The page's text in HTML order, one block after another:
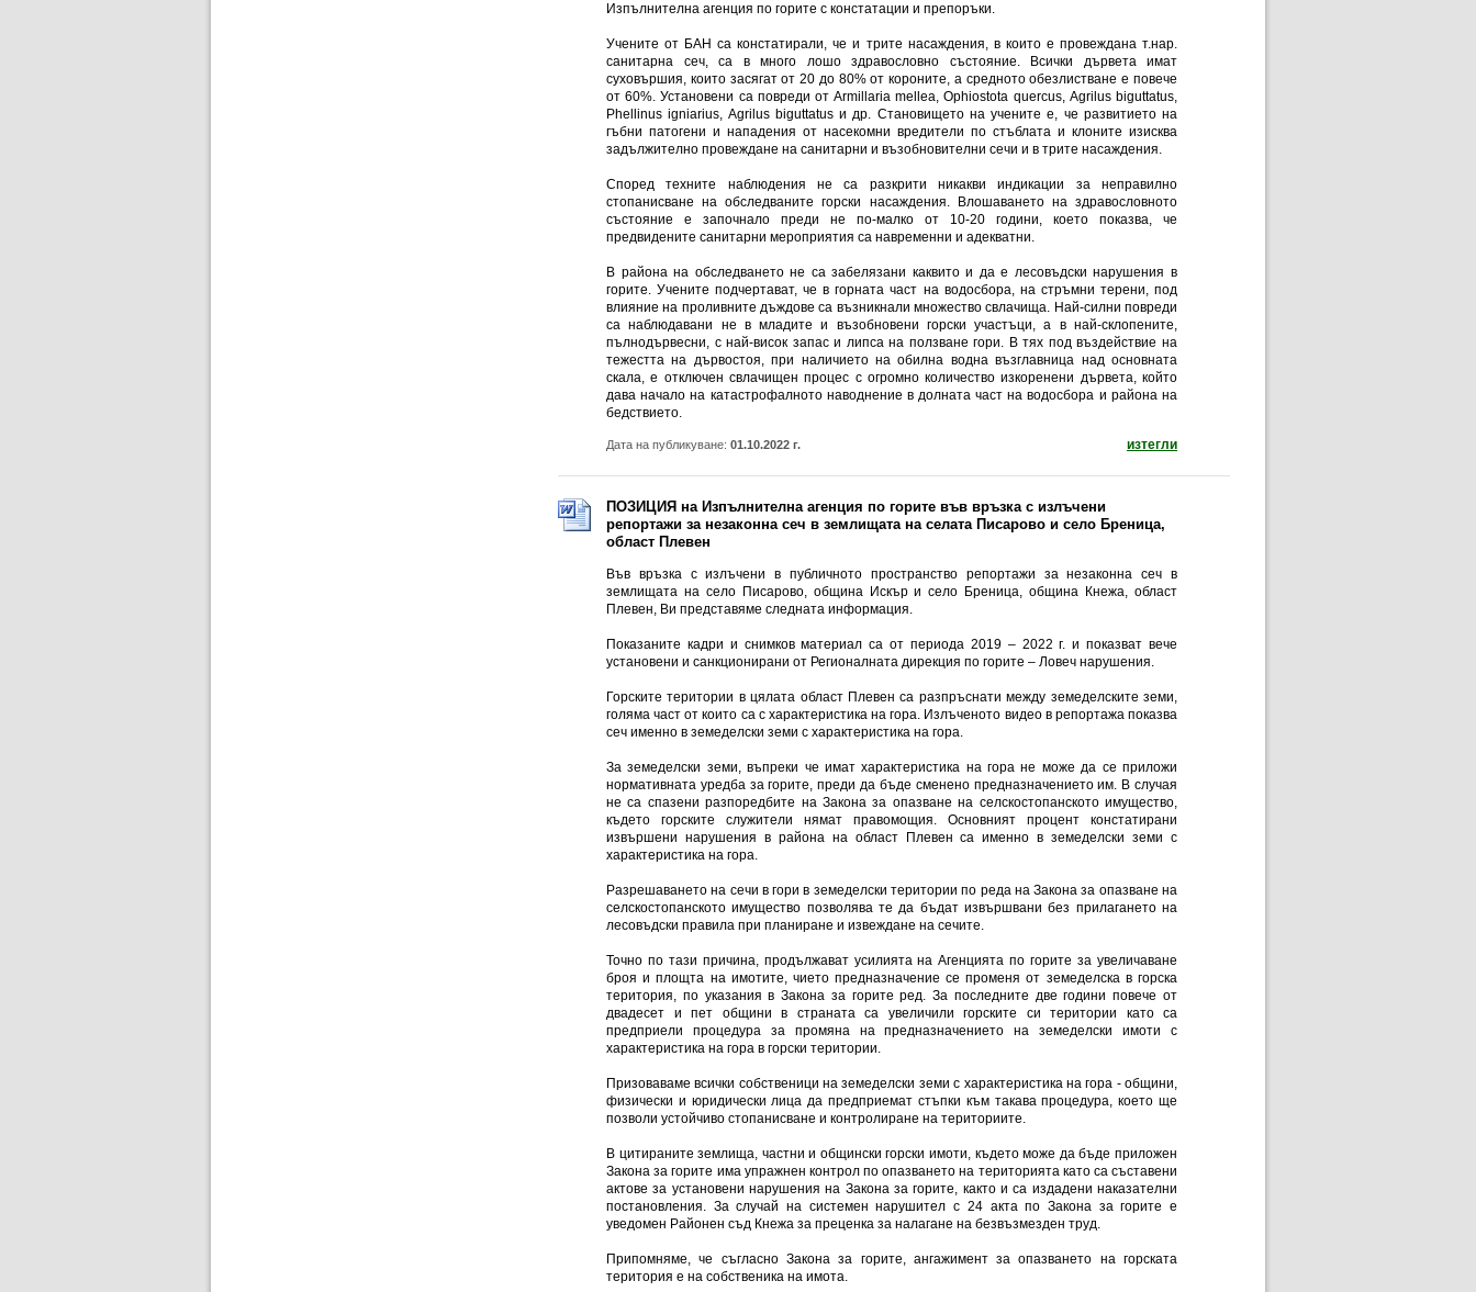
Изпълнителна агенция по горите с констатации и препоръки.
Учените от БАН са констатирали, че и трите насаждения, в които е провеждана т.нар.
санитарна сеч, са в много лошо здравословно състояние. Всички дървета имат
суховършия, които засягат от 20 до 80% от короните, а средното обезлистване е повече
от 60%. Установени са повреди от Armillaria mellea, Ophiostota quercus, Аgrilus biguttatus,
Phellinus igniarius, Agrilus biguttatus и др. Становището на учените е, че развитието на
гъбни патогени и нападения от насекомни вредители по стъблата и клоните изисква
задължително провеждане на санитарни и възобновителни сечи и в трите насаждения.
Според техните наблюдения не са разкрити никакви индикации за неправилно
стопанисване на обследваните горски насаждения. Влошаването на здравословното
състояние е започнало преди не по-малко от 10-20 години, което показва, че
предвидените санитарни мероприятия са навременни и адекватни.
В района на обследването не са забелязани каквито и да е лесовъдски нарушения в
горите. Учените подчертават, че в горната част на водосбора, на стръмни терени, под
влияние на проливните дъждове са възникнали множество свлачища. Най-силни повреди
са наблюдавани не в младите и възобновени горски участъци, а в най-склопените,
пълнодървесни, с най-висок запас и липса на ползване гори. В тях под въздействие на
тежестта на дървостоя, при наличието на обилна водна възглавница над основната
скала, е отключен свлачищен процес с огромно количество изкоренени дървета, който
дава начало на катастрофалното наводнение в долната част на водосбора и района на
бедствието.
Дата на публикуване: 01.10.2022 г. изтеглидокумент: Обследването на горите в района
ПОЗИЦИЯ на Изпълнителна агенция по горите във връзка с излъчени
репортажи за незаконна сеч в землищата на селата Писарово и село Бреница,
област Плевен
Във връзка с излъчени в публичното пространство репортажи за незаконна сеч в
землищата на село Писарово, община Искър и село Бреница, община Кнежа, област
Плевен, Ви представяме следната информация.
Показаните кадри и снимков материал са от периода 2019 – 2022 г. и показват вече
установени и санкционирани от Регионалната дирекция по горите – Ловеч нарушения.
Горските територии в цялата област Плевен са разпръснати между земеделските земи,
голяма част от които са с характеристика на гора. Излъченото видео в репортажа показва
сеч именно в земеделски земи с характеристика на гора.
За земеделски земи, въпреки че имат характеристика на гора не може да се приложи
нормативната уредба за горите, преди да бъде сменено предназначението им. В случая
не са спазени разпоредбите на Закона за опазване на селскостопанското имущество,
където горските служители нямат правомощия. Основният процент констатирани
извършени нарушения в района на област Плевен са именно в земеделски земи с
характеристика на гора.
Разрешаването на сечи в гори в земеделски територии по реда на Закона за опазване на
селскостопанското имущество позволява те да бъдат извършвани без прилагането на
лесовъдски правила при планиране и извеждане на сечите.
Точно по тази причина, продължават усилията на Агенцията по горите за увеличаване
броя и площта на имотите, чието предназначение се променя от земеделска в горска
територия, по указания в Закона за горите ред. За последните две години повече от
двадесет и пет общини в страната са увеличили горските си територии като са
предприели процедура за промяна на предназначението на земеделски имоти с
характеристика на гора в горски територии.
Призоваваме всички собственици на земеделски земи с характеристика на гора - общини,
физически и юридически лица да предприемат стъпки към такава процедура, което ще
позволи устойчиво стопанисване и контролиране на териториите.
В цитираните землища, частни и общински горски имоти, където може да бъде приложен
Закона за горите има упражнен контрол по опазването на територията като са съставени
актове за установени нарушения на Закона за горите, както и са издадени наказателни
постановления. За случай на системен нарушител с 24 акта по Закона за горите е
уведомен Районен съд Кнежа за преценка за налагане на безвъзмезден труд.
Припомняме, че съгласно Закона за горите, ангажимент за опазването на горската
територия е на собственика на имота.